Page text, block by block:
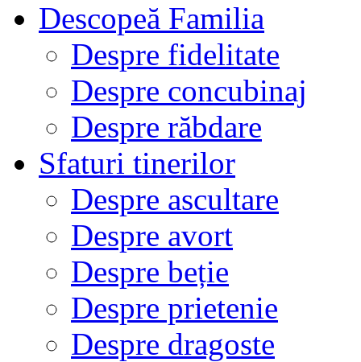
Descopeă Familia
Despre fidelitate
Despre concubinaj
Despre răbdare
Sfaturi tinerilor
Despre ascultare
Despre avort
Despre beție
Despre prietenie
Despre dragoste